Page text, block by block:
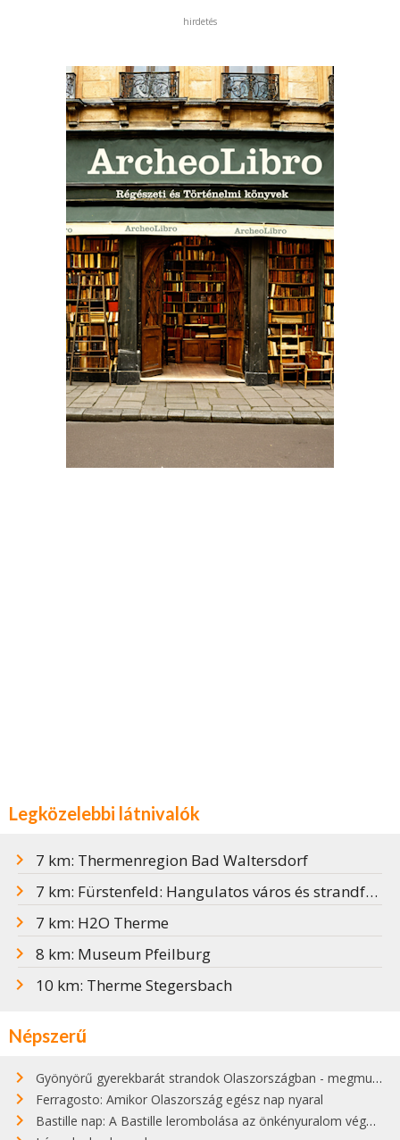
hirdetés
Legközelebbi látnivalók
7 km: Thermenregion Bad Waltersdorf
7 km: Fürstenfeld: Hangulatos város és strandfürdő
7 km: H2O Therme
8 km: Museum Pfeilburg
10 km: Therme Stegersbach
Népszerű
Gyönyörű gyerekbarát strandok Olaszországban - megmutatjuk a 15 legjobbat
Ferragosto: Amikor Olaszország egész nap nyaral
Bastille nap: A Bastille lerombolása az önkényuralom végét jelentette